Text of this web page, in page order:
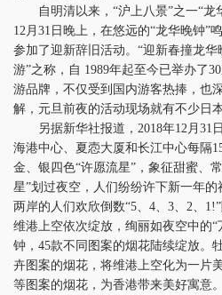
自明清以来，“沪上八景”之一“龙
12月31日晚上，在悠远的“龙华晚钟”
参加了迎新辞旧活动。“迎新春撞龙
游”之称，自 1989年起至今已举办了
游品牌，不仅受到国内游客热捧，也
解，元旦前夜的活动现场就有不少日
另据新华社报道，2018年12月31
海港中心、夏悫大厦和长江中心每隔
金、银四色“许愿流星”，象征甜蜜、
星”划过夜空，人们纷纷许下新一年
两岸的人们欢欣倒数“5、4、3、2、
维港上空依次绽放，绚丽如夜空中的
钟，45款不同图案的烟花陆续绽放。
卉图案的烟花，将维港上空化为一片
等图案的烟花，为香港带来美好寓意。